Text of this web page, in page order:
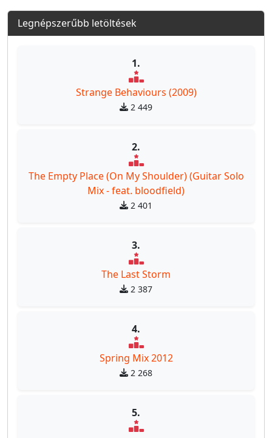
Legnépszerűbb letöltések
1.
Strange Behaviours (2009)
2 449
2.
The Empty Place (On My Shoulder) (Guitar Solo
Mix - feat. bloodfield)
2 401
3.
The Last Storm
2 387
4.
Spring Mix 2012
2 268
5.